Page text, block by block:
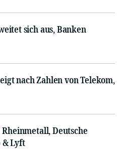
sich aus, Banken
nach Zahlen von Telekom,
Deutsche
& Lyft